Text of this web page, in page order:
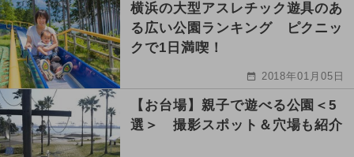
横浜の大型アスレチック遊具のあ
る広い公園ランキング ピクニッ
クで1日満喫！
2018年01月05日
【お台場】親子で遊べる公園＜5
選＞ 撮影スポット＆穴場も紹介